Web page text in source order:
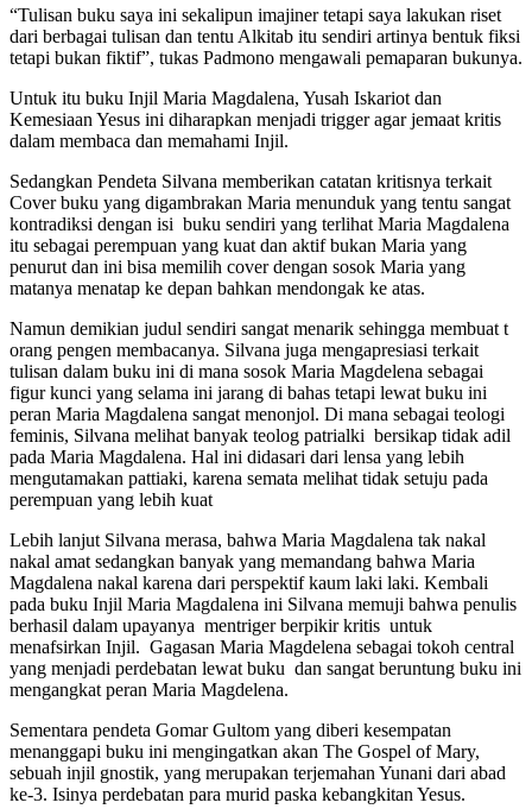
“Tulisan buku saya ini sekalipun imajiner tetapi saya lakukan riset
dari berbagai tulisan dan tentu Alkitab itu sendiri artinya bentuk fiksi
tetapi bukan fiktif”, tukas Padmono mengawali pemaparan bukunya.
Untuk itu buku Injil Maria Magdalena, Yusah Iskariot dan
Kemesiaan Yesus ini diharapkan menjadi trigger agar jemaat kritis
dalam membaca dan memahami Injil.
Sedangkan Pendeta Silvana memberikan catatan kritisnya terkait
Cover buku yang digambrakan Maria menunduk yang tentu sangat
kontradiksi dengan isi buku sendiri yang terlihat Maria Magdalena
itu sebagai perempuan yang kuat dan aktif bukan Maria yang
penurut dan ini bisa memilih cover dengan sosok Maria yang
matanya menatap ke depan bahkan mendongak ke atas.
Namun demikian judul sendiri sangat menarik sehingga membuat t
orang pengen membacanya. Silvana juga mengapresiasi terkait
tulisan dalam buku ini di mana sosok Maria Magdelena sebagai
figur kunci yang selama ini jarang di bahas tetapi lewat buku ini
peran Maria Magdalena sangat menonjol. Di mana sebagai teologi
feminis, Silvana melihat banyak teolog patrialki bersikap tidak adil
pada Maria Magdalena. Hal ini didasari dari lensa yang lebih
mengutamakan pattiaki, karena semata melihat tidak setuju pada
perempuan yang lebih kuat
Lebih lanjut Silvana merasa, bahwa Maria Magdalena tak nakal
nakal amat sedangkan banyak yang memandang bahwa Maria
Magdalena nakal karena dari perspektif kaum laki laki. Kembali
pada buku Injil Maria Magdalena ini Silvana memuji bahwa penulis
berhasil dalam upayanya mentriger berpikir kritis untuk
menafsirkan Injil. Gagasan Maria Magdelena sebagai tokoh central
yang menjadi perdebatan lewat buku dan sangat beruntung buku ini
mengangkat peran Maria Magdelena.
Sementara pendeta Gomar Gultom yang diberi kesempatan
menanggapi buku ini mengingatkan akan The Gospel of Mary,
sebuah injil gnostik, yang merupakan terjemahan Yunani dari abad
ke-3. Isinya perdebatan para murid paska kebangkitan Yesus.